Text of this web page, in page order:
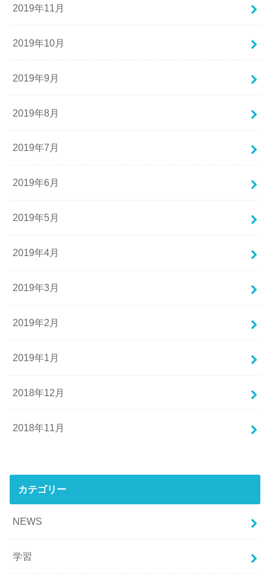
2019年11月
2019年10月
2019年9月
2019年8月
2019年7月
2019年6月
2019年5月
2019年4月
2019年3月
2019年2月
2019年1月
2018年12月
2018年11月
カテゴリー
NEWS
学習